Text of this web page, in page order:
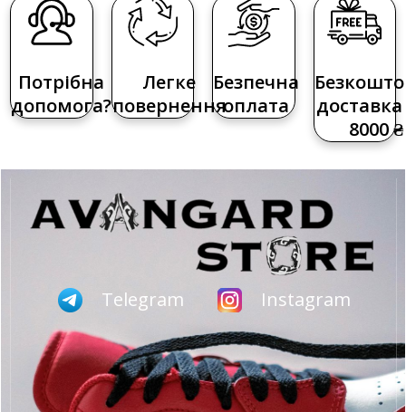
Потрібна
допомога?
Легке
повернення
Безпечна
оплата
доставка
8000 ₴
Telegram Instagram